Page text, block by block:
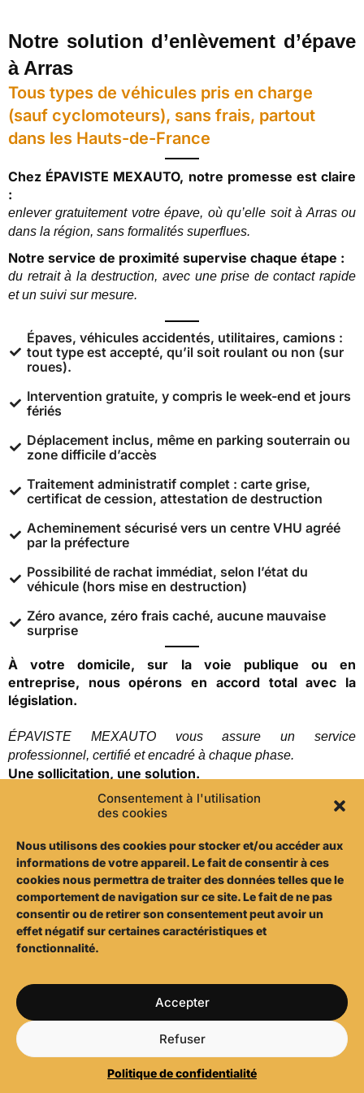
Consentement à l'utilisation
des cookies
Nous utilisons des cookies pour stocker et/ou accéder aux
informations de votre appareil. Le fait de consentir à ces
cookies nous permettra de traiter des données telles que le
comportement de navigation sur ce site. Le fait de ne pas
consentir ou de retirer son consentement peut avoir un
effet négatif sur certaines caractéristiques et
fonctionnalité.
Accepter
Refuser
Politique de confidentialité
Notre solution d’enlèvement d’épave
à Arras
Tous types de véhicules pris en charge
(sauf cyclomoteurs), sans frais, partout
dans les Hauts-de-France
Chez ÉPAVISTE MEXAUTO, notre promesse est claire
:
enlever gratuitement votre épave, où qu’elle soit à Arras ou
dans la région, sans formalités superflues.
Notre service de proximité supervise chaque étape :
du retrait à la destruction, avec une prise de contact rapide
et un suivi sur mesure.
Épaves, véhicules accidentés, utilitaires, camions :
tout type est accepté, qu’il soit roulant ou non (sur
roues).
Intervention gratuite, y compris le week-end et jours
fériés
Déplacement inclus, même en parking souterrain ou
zone difficile d’accès
Traitement administratif complet : carte grise,
certificat de cession, attestation de destruction
Acheminement sécurisé vers un centre VHU agréé
par la préfecture
Possibilité de rachat immédiat, selon l’état du
véhicule (hors mise en destruction)
Zéro avance, zéro frais caché, aucune mauvaise
surprise
À votre domicile, sur la voie publique ou en
entreprise, nous opérons en accord total avec la
législation.
ÉPAVISTE MEXAUTO vous assure un service
professionnel, certifié et encadré à chaque phase.
Une sollicitation, une solution.
Arras